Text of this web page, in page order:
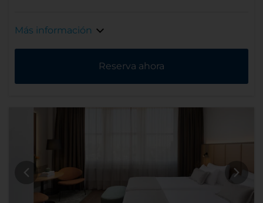
Más información
Reserva ahora